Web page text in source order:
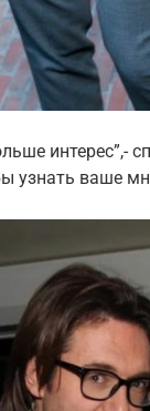
интерес”,-
узнать ваше